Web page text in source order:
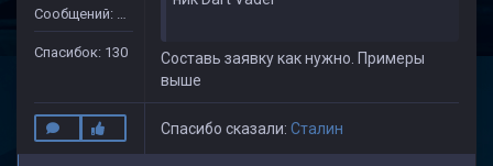
Сообщений: 632
Спасибок: 130
Составь заявку как нужно. Примеры
выше
Спасибо сказали: Cталин